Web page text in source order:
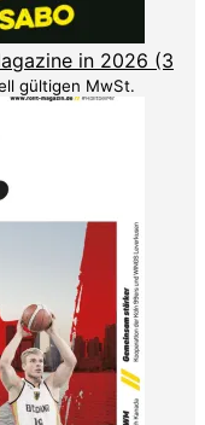
in 2026 (3
gültigen MwSt.